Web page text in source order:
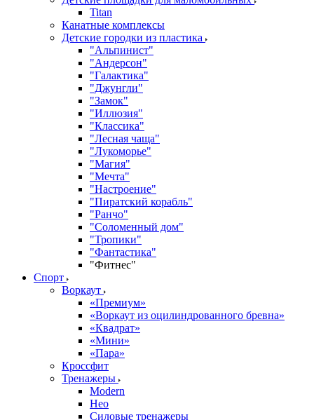
Titan
Канатные комплексы
Детские городки из пластика
"Альпинист"
"Андерсон"
"Галактика"
"Джунгли"
"Замок"
"Иллюзия"
"Классика"
"Лесная чаща"
"Лукоморье"
"Магия"
"Мечта"
"Настроение"
"Пиратский корабль"
"Ранчо"
"Соломенный дом"
"Тропики"
"Фантастика"
"Фитнес"
Спорт
Воркаут
«Премиум»
«Воркаут из оцилиндрованного бревна»
«Квадрат»
«Мини»
«Пара»
Кроссфит
Тренажеры
Modern
Нео
Силовые тренажеры